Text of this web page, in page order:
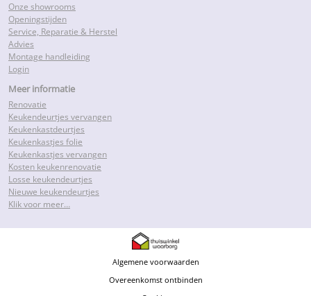
Onze showrooms
Openingstijden
Service, Reparatie & Herstel
Advies
Montage handleiding
Login
Meer informatie
Renovatie
Keukendeurtjes vervangen
Keukenkastdeurtjes
Keukenkastjes folie
Keukenkastjes vervangen
Kosten keukenrenovatie
Losse keukendeurtjes
Nieuwe keukendeurtjes
Klik voor meer…
Algemene voorwaarden
Overeenkomst ontbinden